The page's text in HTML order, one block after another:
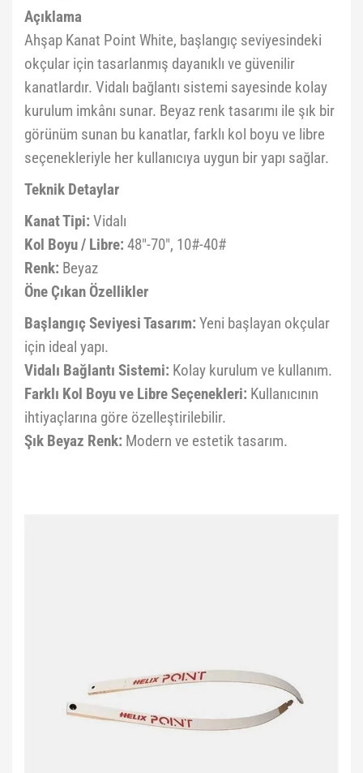
Açıklama
Ahşap Kanat Point White, başlangıç seviyesindeki
okçular için tasarlanmış dayanıklı ve güvenilir
kanatlardır. Vidalı bağlantı sistemi sayesinde kolay
kurulum imkânı sunar. Beyaz renk tasarımı ile şık bir
görünüm sunan bu kanatlar, farklı kol boyu ve libre
seçenekleriyle her kullanıcıya uygun bir yapı sağlar.
Teknik Detaylar
Kanat Tipi: Vidalı
Kol Boyu / Libre: 48"-70", 10#-40#
Renk: Beyaz
Öne Çıkan Özellikler
Başlangıç Seviyesi Tasarım: Yeni başlayan okçular
için ideal yapı.
Vidalı Bağlantı Sistemi: Kolay kurulum ve kullanım.
Farklı Kol Boyu ve Libre Seçenekleri: Kullanıcının
ihtiyaçlarına göre özelleştirilebilir.
Şık Beyaz Renk: Modern ve estetik tasarım.